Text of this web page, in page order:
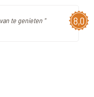
8,0
te genieten "